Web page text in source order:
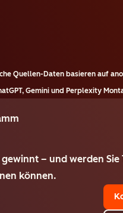
Quellen-Daten basieren auf
Gemini und Perplexity
– und werden
können.